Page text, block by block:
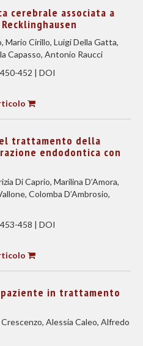
cerebrale associata a
Cirillo, Luigi Della Gatta,
Capasso, Antonio Raucci
452 | DOI
trattamento della
endodontica con
Di Caprio, Marilina D’Amora,
Colomba D’Ambrosio,
458 | DOI
in trattamento
Alessia Caleo, Alfredo